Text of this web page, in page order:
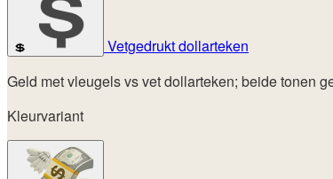
💲
Vetgedrukt dollarteken
Geld met vleugels vs vet dollarteken; beide tonen
Kleurvariant